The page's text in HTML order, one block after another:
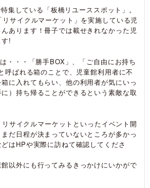
集している「板橋リユーススポット」。
リサイクルマーケット」を実施している児
あります！冊子では載せきれなかった児
!
・・・「勝手BOX」、「ご自由にお持ち
呼ばれる箱のことで、児童館利用者に不
に入れてもらい、他の利用者が気にいっ
）持ち帰ることができるという素敵な取
サイクルマーケットといったイベント開
だ日程が決まっていないところが多かっ
はHPや実際に訪ねて確認してくださ
以外にも行ってみるきっかけにいかがで